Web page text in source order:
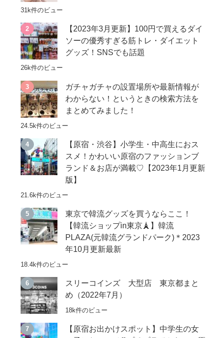
31k件のビュー
【2023年3月更新】100円で買えるダイ
ソーの優秀すぎる筋トレ・ダイエット
グッズ！SNSでも話題
26k件のビュー
ガチャガチャの設置場所や最新情報が
わからない！というときの検索方法を
まとめてみました！
24.5k件のビュー
【原宿・渋谷】小学生・中高生におス
スメ！かわいい原宿のファッションブ
ランド＆お店が満載♡【2023年1月更新
版】
21.6k件のビュー
東京で韓流グッズを買うならここ！
【韓流ショップin東京🗼】韓流
PLAZA(元韓流グランドパーク)＊2023
年10月更新最新
18.4k件のビュー
スリーコインズ 大型店 東京都まと
め（2022年7月）
18k件のビュー
【原宿お出かけスポット】中学生の女